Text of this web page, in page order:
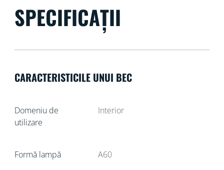
SPECIFICAȚII
CARACTERISTICILE UNUI BEC
Domeniu de
utilizare
Interior
Formă lampă A60